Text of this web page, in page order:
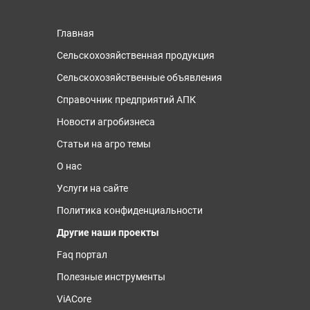
Главная
Сельскохозяйственная продукция
Сельскохозяйственные объявления
Справочник предприятий АПК
Новости агробизнеса
Статьи на агро темы
О нас
Услуги на сайте
Политика конфиденциальности
Другие наши проекты
Faq портал
Полезные инструменты
ViACore